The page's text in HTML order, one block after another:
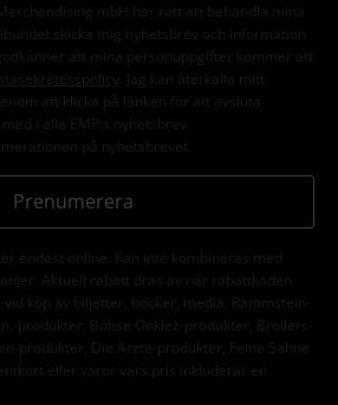
mbH har rätt att behandla mina
skicka mig nyhetsbrev och information
att mina personuppgifter kommer att
. Jag kan återkalla mitt
att klicka på länken för att avsluta
i alla EMP:s nyhetsbrev.
på nyhetsbrevet.
Prenumerera
endast online. Kan inte kombineras med
Aktuell rabatt dras av när rabattkoden
köp av biljetter, böcker, media, Rammstein-
produkter, Böhse Onklez-produkter, Broilers-
produkter, Die Ärzte-produkter, Feine Sahne
eller varor vars pris inkluderar en